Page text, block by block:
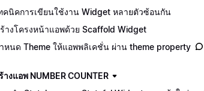
คนิคการเขียนใช้งาน Widget หลายตัวซ้อนกัน
างโครงหน้าแอพด้วย Scaffold Widget
หนด Theme ให้แอพพลิเคชั่น ผ่าน theme property
างแอพ NUMBER COUNTER